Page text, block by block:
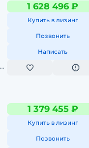
1 628 496 ₽
Купить в лизинг
Позвонить
Написать
1 379 455 ₽
Купить в лизинг
Позвонить